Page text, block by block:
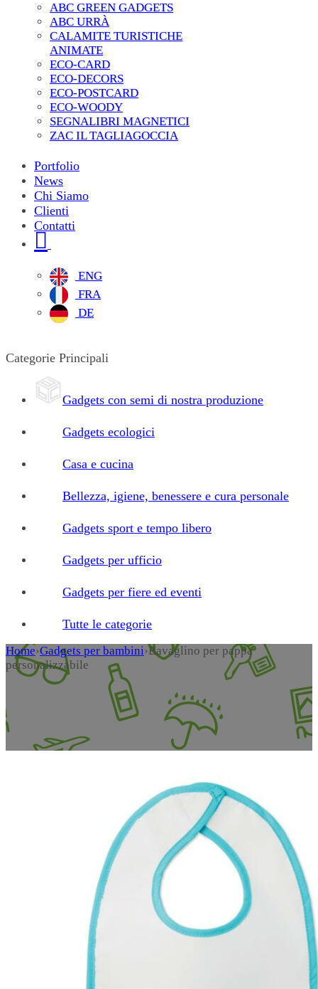
ABC GREEN GADGETS
ABC URRÀ
CALAMITE TURISTICHE
ANIMATE
ECO-CARD
ECO-DECORS
ECO-POSTCARD
ECO-WOODY
SEGNALIBRI MAGNETICI
ZAC IL TAGLIAGOCCIA
Portfolio
News
Chi Siamo
Clienti
Contatti
ENG
FRA
DE
Categorie Principali
Gadgets con semi di nostra produzione
Gadgets ecologici
Casa e cucina
Bellezza, igiene, benessere e cura personale
Gadgets sport e tempo libero
Gadgets per ufficio
Gadgets per fiere ed eventi
Tutte le categorie
Home›Gadgets per bambini›Bavaglino per pappa
personalizzabile